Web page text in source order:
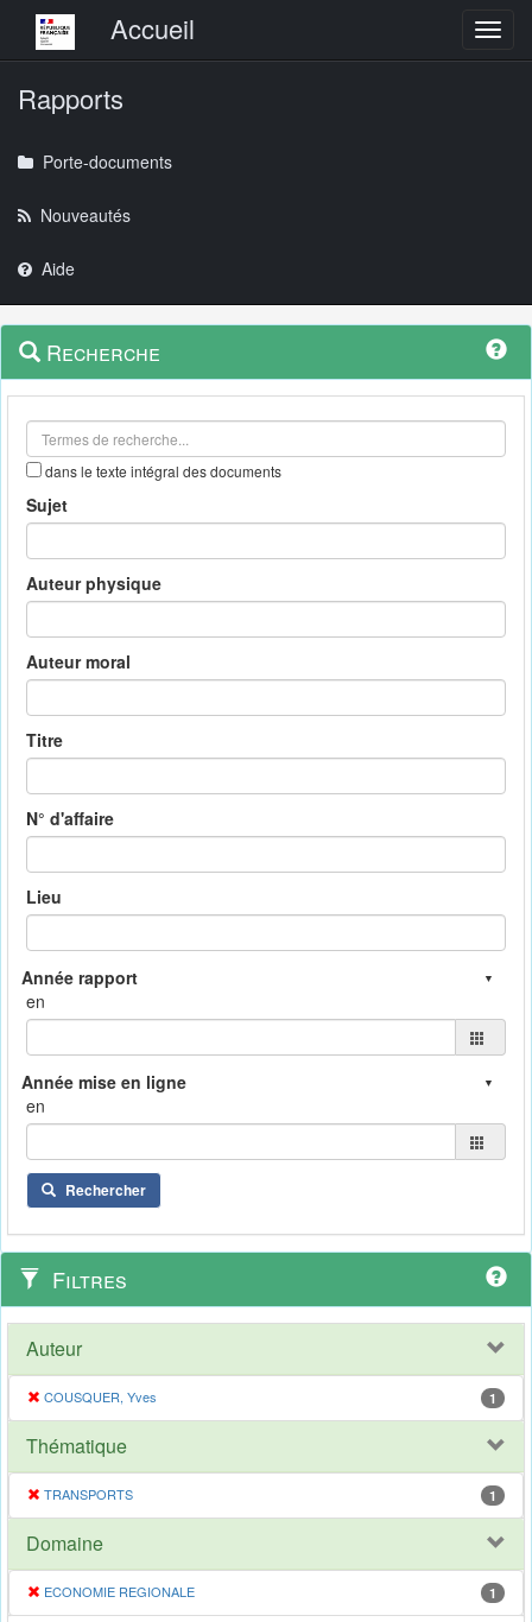
Menu principalAccueil
Rapports
Porte-documents
Nouveautés
Aide
Navigation
outils
Menu
contextuel
Recherche
dans le texte intégral des documents
Sujet
Auteur physique
Auteur moral
Titre
N° d'affaire
Lieu
en
en
Rechercher
Filtres
Auteur
COUSQUER, Yves 1
Thématique
TRANSPORTS 1
Domaine
ECONOMIE REGIONALE 1